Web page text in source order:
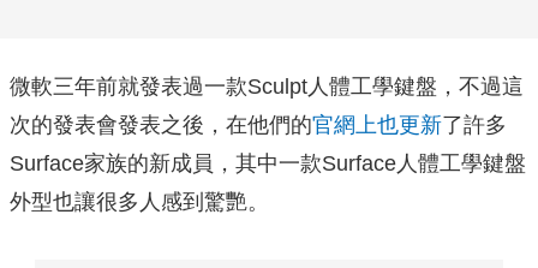
微軟三年前就發表過一款Sculpt人體工學鍵盤，不過這
次的發表會發表之後，在他們的官網上也更新了許多
Surface家族的新成員，其中一款Surface人體工學鍵盤
外型也讓很多人感到驚艷。